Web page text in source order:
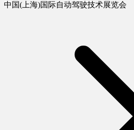
中国(上海)国际自动驾驶技术展览会